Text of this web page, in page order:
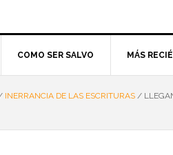
COMO SER SALVO MÁS
INERRANCIA DE LAS ESCRITURAS /